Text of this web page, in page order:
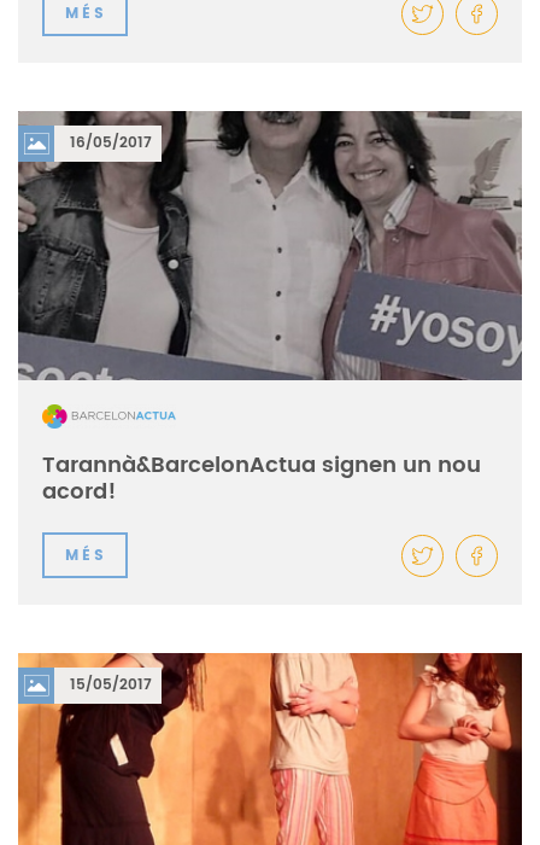
MÉS
16/05/2017
Tarannà&BarcelonActua signen un nou
acord!
MÉS
15/05/2017